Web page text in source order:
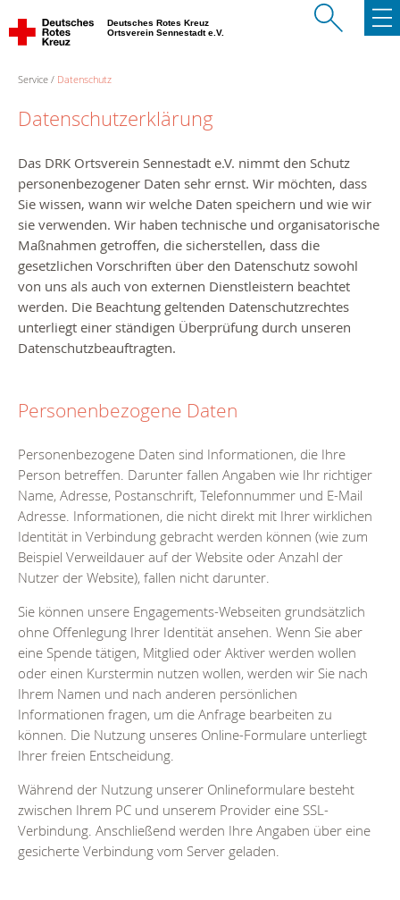
Deutsches Rotes Kreuz
Ortsverein Sennestadt e.V.
Service Datenschutz
Datenschutzerklärung
Das DRK Ortsverein Sennestadt e.V. nimmt den Schutz
personenbezogener Daten sehr ernst. Wir möchten, dass
Sie wissen, wann wir welche Daten speichern und wie wir
sie verwenden. Wir haben technische und organisatorische
Maßnahmen getroffen, die sicherstellen, dass die
gesetzlichen Vorschriften über den Datenschutz sowohl
von uns als auch von externen Dienstleistern beachtet
werden. Die Beachtung geltenden Datenschutzrechtes
unterliegt einer ständigen Überprüfung durch unseren
Datenschutzbeauftragten.
Personenbezogene Daten
Personenbezogene Daten sind Informationen, die Ihre
Person betreffen. Darunter fallen Angaben wie Ihr richtiger
Name, Adresse, Postanschrift, Telefonnummer und E-Mail
Adresse. Informationen, die nicht direkt mit Ihrer wirklichen
Identität in Verbindung gebracht werden können (wie zum
Beispiel Verweildauer auf der Website oder Anzahl der
Nutzer der Website), fallen nicht darunter.
Sie können unsere Engagements-Webseiten grundsätzlich
ohne Offenlegung Ihrer Identität ansehen. Wenn Sie aber
eine Spende tätigen, Mitglied oder Aktiver werden wollen
oder einen Kurstermin nutzen wollen, werden wir Sie nach
Ihrem Namen und nach anderen persönlichen
Informationen fragen, um die Anfrage bearbeiten zu
können. Die Nutzung unseres Online-Formulare unterliegt
Ihrer freien Entscheidung.
Während der Nutzung unserer Onlineformulare besteht
zwischen Ihrem PC und unserem Provider eine SSL-
Verbindung. Anschließend werden Ihre Angaben über eine
gesicherte Verbindung vom Server geladen.